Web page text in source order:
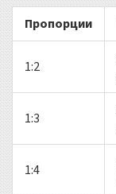
Пропорции
1:2
1:3
1:4